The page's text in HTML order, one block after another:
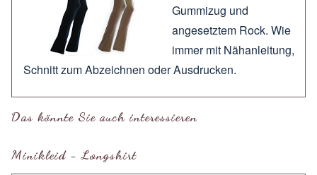
Gummizug und
angesetztem Rock. Wie
immer mit Nähanleitung,
Schnitt zumAbzeichnen oderAusdrucken.
Das könnte Sie auch interessieren
Minikleid - Longshirt